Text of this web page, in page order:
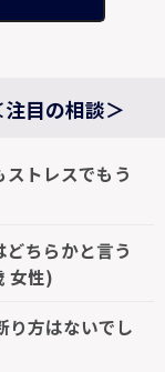
目の相談＞
トレスでもう
ちらかと言う
女性)
り方はないでし